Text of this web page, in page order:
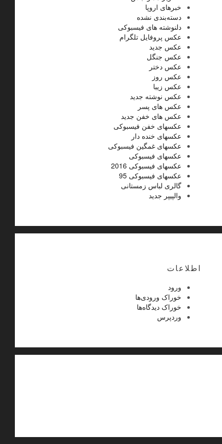
خبرهای اروپا
دسته‌بندی نشده
دلنوشته های فیسبوکی
عکس پروفایل تلگرام
عکس جدید
عکس جنگل
عکس دختر
عکس روز
عکس زیبا
عکس نوشته جدید
عکس های پسر
عکس های خفن جدید
عکسهای خفن فیسبوکی
عکسهای خنده دار
عکسهای غمگین فیسبوکی
عکسهای فیسبوکی
عکسهای فیسبوکی 2016
عکسهای فیسبوکی 95
گالری لباس زمستانی
والپیپر جدید
اطلاعات
ورود
خوراک ورودی‌ها
خوراک دیدگاه‌ها
وردپرس